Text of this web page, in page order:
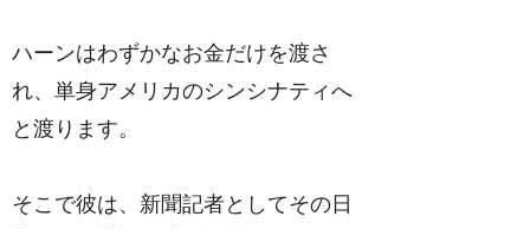
ハーンはわずかなお金だけを渡さ
れ、単身アメリカのシンシナティへ
と渡ります。
そこで彼は、新聞記者としてその日